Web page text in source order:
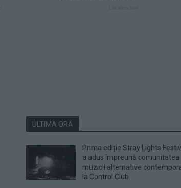
ULTIMA ORĂ
Prima ediție Stray Lights
a adus împreună comunitatea
muzicii alternative
la Control Club